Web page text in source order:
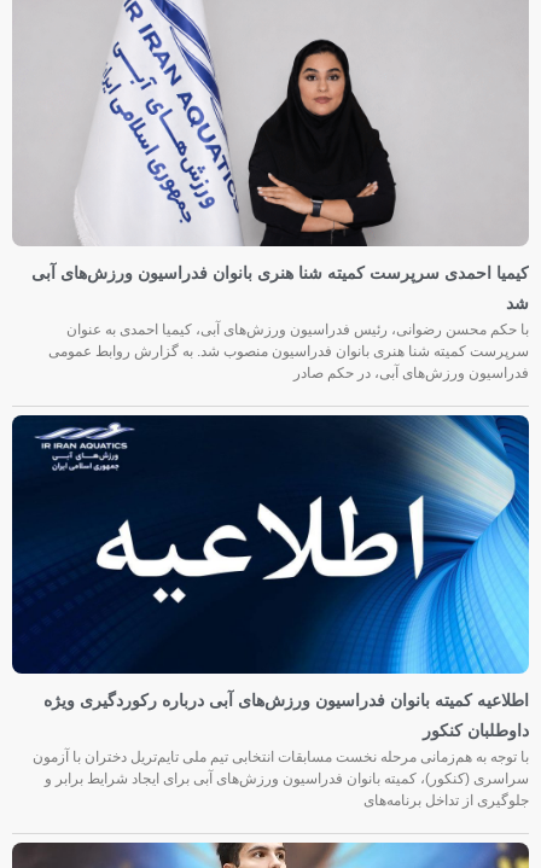
کیمیا احمدی سرپرست کمیته شنا هنری بانوان فدراسیون ورزش‌های آبی
شد
با حکم محسن رضوانی، رئیس فدراسیون ورزش‌های آبی، کیمیا احمدی به عنوان
سرپرست کمیته شنا هنری بانوان فدراسیون منصوب شد. به گزارش روابط عمومی
فدراسیون ورزش‌های آبی، در حکم صادر
اطلاعیه کمیته بانوان فدراسیون ورزش‌های آبی درباره رکوردگیری ویژه
داوطلبان کنکور
با توجه به هم‌زمانی مرحله نخست مسابقات انتخابی تیم ملی تایم‌تریل دختران با آزمون
سراسری (کنکور)، کمیته بانوان فدراسیون ورزش‌های آبی برای ایجاد شرایط برابر و
جلوگیری از تداخل برنامه‌های